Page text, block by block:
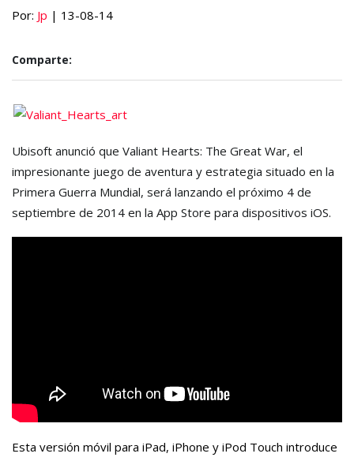
Por: Jp | 13-08-14
Comparte:
Ubisoft anunció que Valiant Hearts: The Great War, el
impresionante juego de aventura y estrategia situado en la
Primera Guerra Mundial, será lanzando el próximo 4 de
septiembre de 2014 en la App Store para dispositivos iOS.
Esta versión móvil para iPad, iPhone y iPod Touch introduce